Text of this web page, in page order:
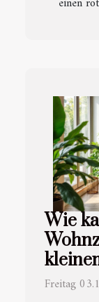
Wie
Freitag